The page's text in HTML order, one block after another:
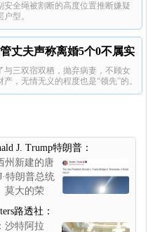
安全绳被割断的高度位置推断嫌疑
型。
丈夫声称离婚5个0不属实
与三双宿双栖，抛弃病妻，不顾女
产，无情无义的程度也是“领先”的。
J. Trump特朗普：
州新建的唐
特朗普总统
莫大的荣
路透社：
沙特阿拉